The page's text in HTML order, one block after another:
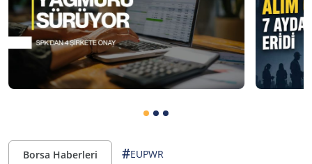
Borsa Haberleri #EUPWR